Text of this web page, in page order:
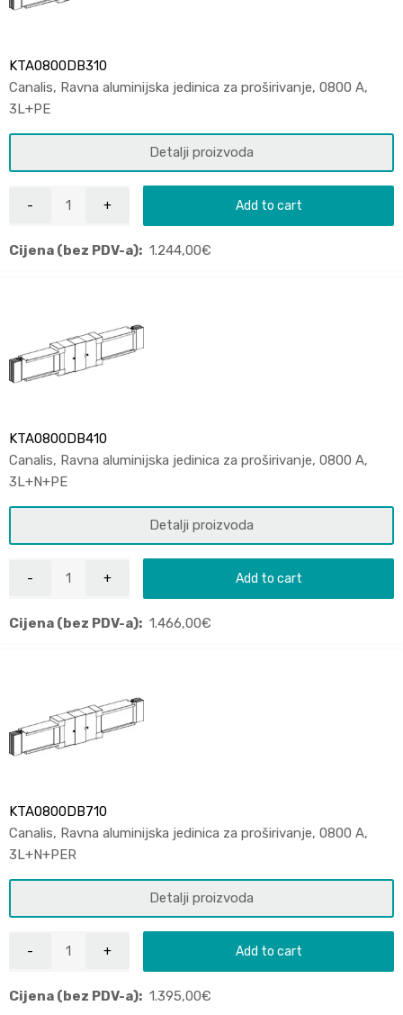
KTA0800DB310
Canalis, Ravna aluminijska jedinica za proširivanje, 0800 A,
3L+PE
Detalji proizvoda
Add to cart
Cijena (bez PDV-a): 1.244,00€
KTA0800DB410
Canalis, Ravna aluminijska jedinica za proširivanje, 0800 A,
3L+N+PE
Detalji proizvoda
Add to cart
Cijena (bez PDV-a): 1.466,00€
KTA0800DB710
Canalis, Ravna aluminijska jedinica za proširivanje, 0800 A,
3L+N+PER
Detalji proizvoda
Add to cart
Cijena (bez PDV-a): 1.395,00€